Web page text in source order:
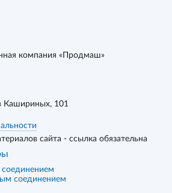
компания «Продмаш»
Кашириных, 101
сайта - ссылка обязательна
соединением